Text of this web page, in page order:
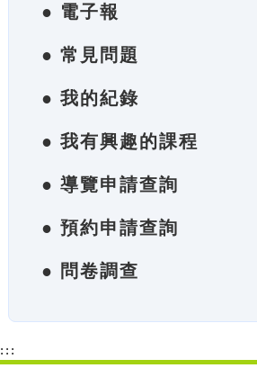
● 電子報
● 常見問題
● 我的紀錄
● 我有興趣的課程
● 導覽申請查詢
● 預約申請查詢
● 問卷調查
:::